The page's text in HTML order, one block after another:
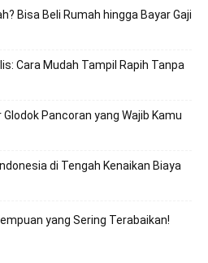
Bisa Beli Rumah hingga Bayar Gaji
Cara Mudah Tampil Rapih Tanpa
Glodok Pancoran yang Wajib Kamu
di Tengah Kenaikan Biaya
yang Sering Terabaikan!